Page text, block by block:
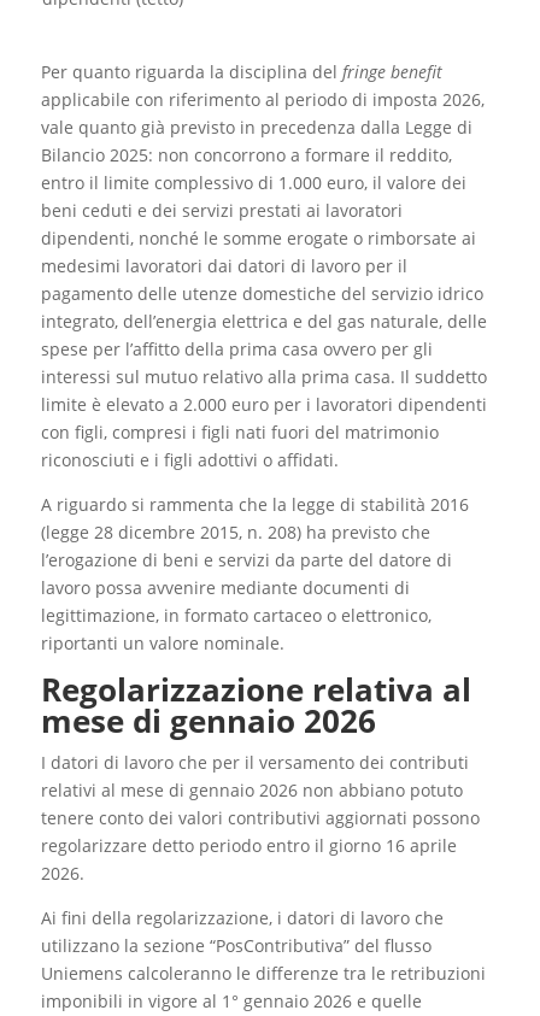
Per quanto riguarda la disciplina del fringe benefit
applicabile con riferimento al periodo di imposta 2026,
vale quanto già previsto in precedenza dalla Legge di
Bilancio 2025: non concorrono a formare il reddito,
entro il limite complessivo di 1.000 euro, il valore dei
beni ceduti e dei servizi prestati ai lavoratori
dipendenti, nonché le somme erogate o rimborsate ai
medesimi lavoratori dai datori di lavoro per il
pagamento delle utenze domestiche del servizio idrico
integrato, dell’energia elettrica e del gas naturale, delle
spese per l’affitto della prima casa ovvero per gli
interessi sul mutuo relativo alla prima casa. Il suddetto
limite è elevato a 2.000 euro per i lavoratori dipendenti
con figli, compresi i figli nati fuori del matrimonio
riconosciuti e i figli adottivi o affidati.
A riguardo si rammenta che la legge di stabilità 2016
(legge 28 dicembre 2015, n. 208) ha previsto che
l’erogazione di beni e servizi da parte del datore di
lavoro possa avvenire mediante documenti di
legittimazione, in formato cartaceo o elettronico,
riportanti un valore nominale.
Regolarizzazione relativa al
mese di gennaio 2026
I datori di lavoro che per il versamento dei contributi
relativi al mese di gennaio 2026 non abbiano potuto
tenere conto dei valori contributivi aggiornati possono
regolarizzare detto periodo entro il giorno 16 aprile
2026.
Ai fini della regolarizzazione, i datori di lavoro che
utilizzano la sezione “PosContributiva” del flusso
Uniemens calcoleranno le differenze tra le retribuzioni
imponibili in vigore al 1° gennaio 2026 e quelle